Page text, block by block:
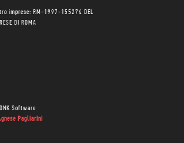
imprese: RM-1997-155274 DEL
DI ROMA
Software
Pagliarini